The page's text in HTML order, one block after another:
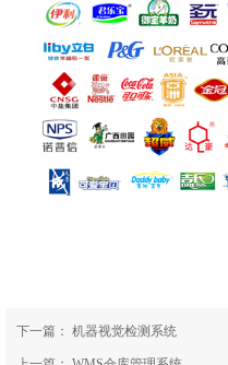
下一篇： 机器视觉检测系统